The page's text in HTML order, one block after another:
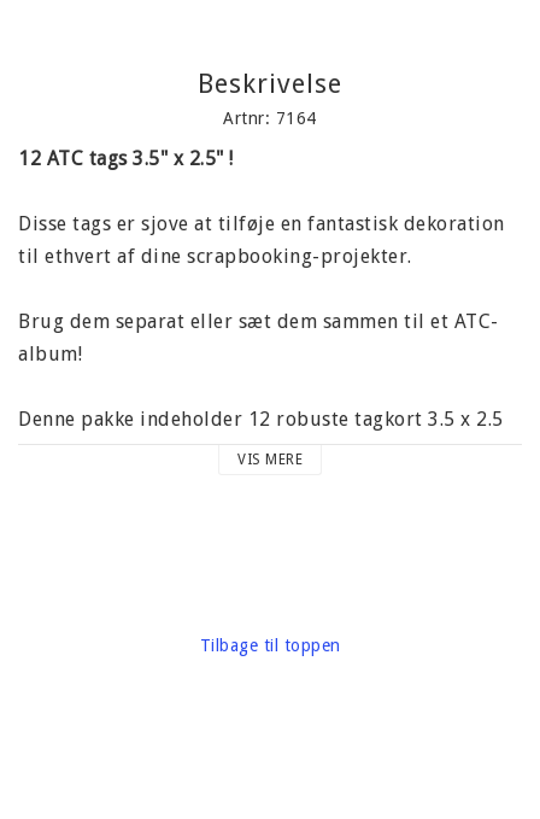
Beskrivelse
Artnr: 7164
12 ATC tags 3.5" x 2.5" !
Disse tags er sjove at tilføje en fantastisk dekoration
til ethvert af dine scrapbooking-projekter.
Brug dem separat eller sæt dem sammen til et ATC-
album!
Denne pakke indeholder 12 robuste tagkort 3.5 x 2.5
med bøsninger og en albumring.
VIS MERE
Tilbage til toppen